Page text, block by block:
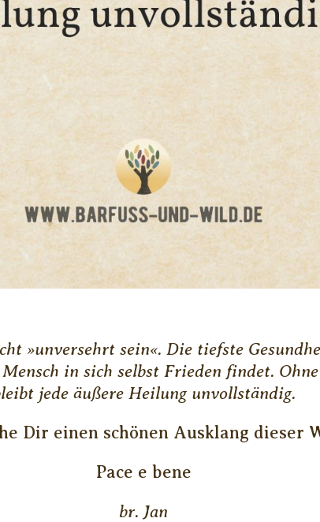
»unversehrt sein«. Die tiefste
in sich selbst Frieden findet.
jede äußere Heilung unvollständig.
Dir einen schönen Ausklang dieser
Pace e bene
br. Jan